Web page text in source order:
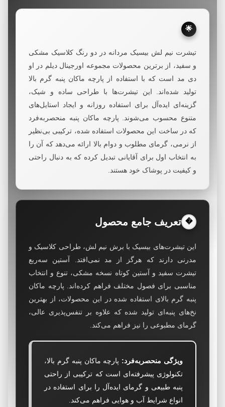
🌟
تیشرت نیم لش بیسیک مردانه در دو رنگ کلاسیک مشکی
و سفید، از برترین محصولات مجموعه اورجینال دیلم در او
دی مد است که با استفاده از پارچه ماکان پنبه گرم بالا
تولید شده‌اند. این تیشرت‌ها با طراحی ساده و شیک،
گزینه‌ای ایده‌آل برای استفاده روزانه و ایجاد استایل‌های
متنوع محسوب می‌شوند. پارچه ماکان پنبه منحصربه‌فرد
که در ساخت این محصولات استفاده شده، ترکیبی بی‌نظیر
از نرمی، گرمای مطلوب و دوام بالا ارائه می‌دهد که آن را
به انتخاب اول برای آقایانی تبدیل کرده که به دنبال راحتی
و کیفیت در پوشاک خود هستند.
� تعریف جامع محصول
این تیشرت‌های بیسیک با برش نیم لش، طراحی کلاسیک و
مدرنی دارند که هرگز از مد نمی‌افتد. آستین سه‌ربع
تیشرت سفید و آستین کوتاه نسخه مشکی، تنوع و انتخاب
مناسبی برای فصول مختلف فراهم کرده‌اند. پارچه ماکان
پنبه گرم بالای استفاده شده در این محصولات، از بهترین
نخ‌های پنبه‌ای تولید شده که علاوه بر تنفس‌پذیری عالی،
گرمای مطبوعی را نیز فراهم می‌کند.
ویژگی منحصربه‌فرد: پارچه ماکان پنبه گرم بالا،
تکنولوژی پیشرفته‌ای است که ترکیبی از راحتی
پنبه طبیعی و گرمای ایده‌آل را برای استفاده در
انواع شرایط آب و هوایی فراهم می‌کند.